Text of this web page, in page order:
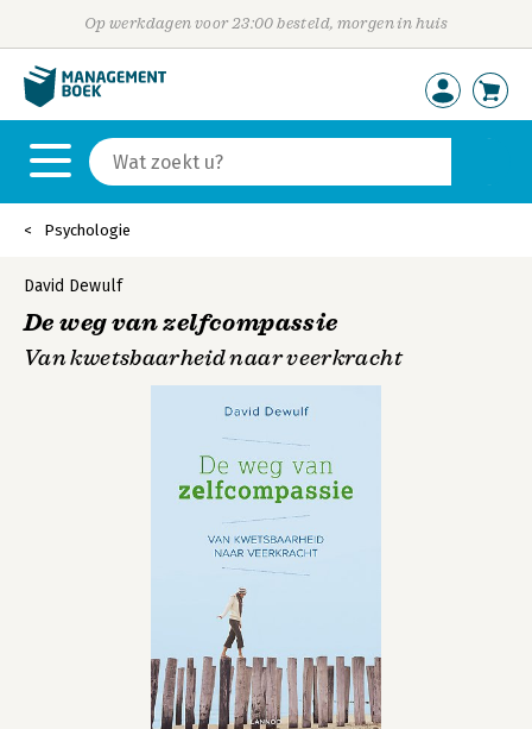
Op werkdagen voor 23:00 besteld, morgen in huis
Psychologie
David Dewulf
De weg van zelfcompassie
Van kwetsbaarheid naar veerkracht